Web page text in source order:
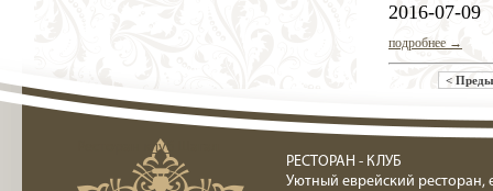
2016-07-09
подробнее →
<
Ресторан клуб Шагал
РЕСТОРАН - КЛУБ
Уютный еврейский ресторан,